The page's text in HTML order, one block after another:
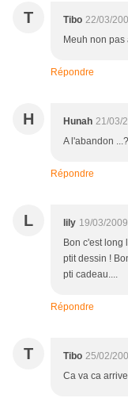
T Tibo 22/03/
Meuh non pas
Répondre
H Hunah 21/03/
A l'abandon ...?
Répondre
L lily 19/03/
Bon c'est long
ptit dessin !
pti cadeau....
Répondre
T Tibo 25/02/
Ca va ca